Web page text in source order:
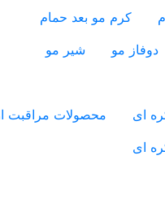
کرم مو بعد حمام
دوفاز مو
شیر مو
ای
ای
محصولات مراقبت